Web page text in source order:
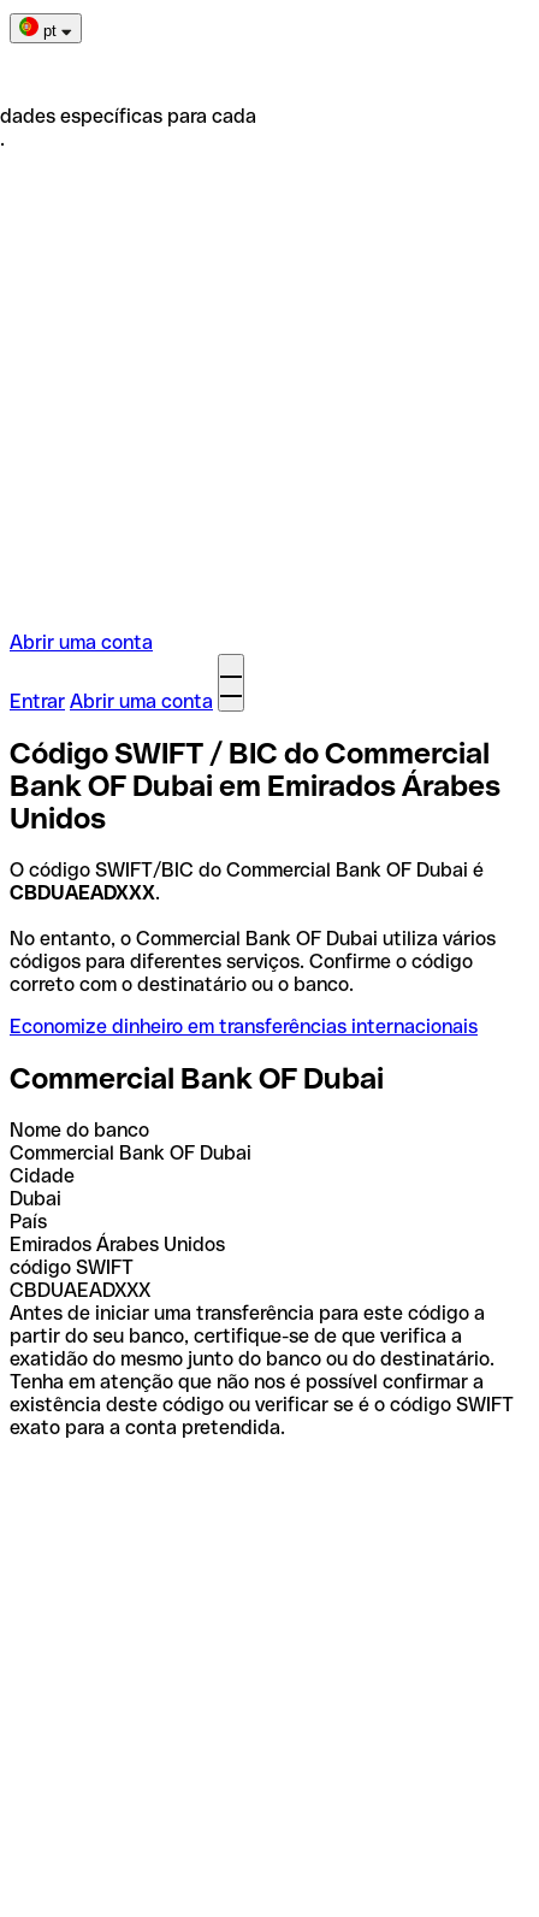
pt
específicas para cada
Abrir uma conta
Entrar Abrir uma conta
Código SWIFT / BIC do Commercial
Bank OF Dubai em Emirados Árabes
Unidos
O código SWIFT/BIC do Commercial Bank OF Dubai é
CBDUAEADXXX.
No entanto, o Commercial Bank OF Dubai utiliza vários
códigos para diferentes serviços. Confirme o código
correto com o destinatário ou o banco.
Economize dinheiro em transferências internacionais
Commercial Bank OF Dubai
Nome do banco
Commercial Bank OF Dubai
Cidade
Dubai
País
Emirados Árabes Unidos
código SWIFT
CBDUAEADXXX
Antes de iniciar uma transferência para este código a
partir do seu banco, certifique-se de que verifica a
exatidão do mesmo junto do banco ou do destinatário.
Tenha em atenção que não nos é possível confirmar a
existência deste código ou verificar se é o código SWIFT
exato para a conta pretendida.